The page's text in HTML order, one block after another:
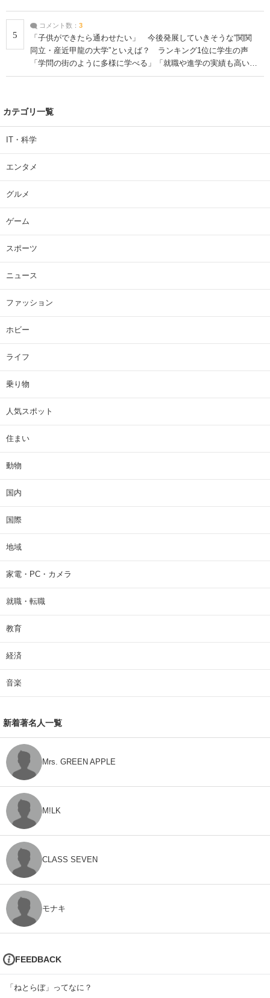
5
コメント数： 3
「子供ができたら通わせたい」 今後発展していきそうな“関関
同立・産近甲龍の大学”といえば？ ランキング1位に学生の声
「学問の街のように多様に学べる」「就職や進学の実績も高い」
| 大学 ねとらぼリサーチ
カテゴリ一覧
IT・科学
エンタメ
グルメ
ゲーム
スポーツ
ニュース
ファッション
ホビー
ライフ
乗り物
人気スポット
住まい
動物
国内
国際
地域
家電・PC・カメラ
就職・転職
教育
経済
音楽
新着著名人一覧
Mrs. GREEN APPLE
M!LK
CLASS SEVEN
モナキ
FEEDBACK
「ねとらぼ」ってなに？